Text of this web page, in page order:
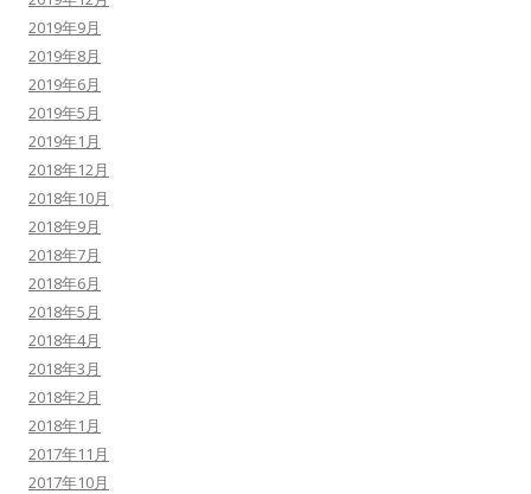
2019年9月
2019年8月
2019年6月
2019年5月
2019年1月
2018年12月
2018年10月
2018年9月
2018年7月
2018年6月
2018年5月
2018年4月
2018年3月
2018年2月
2018年1月
2017年11月
2017年10月